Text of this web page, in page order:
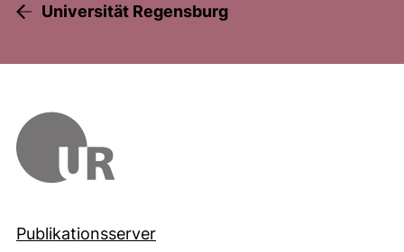
Universität Regensburg
Publikationsserver